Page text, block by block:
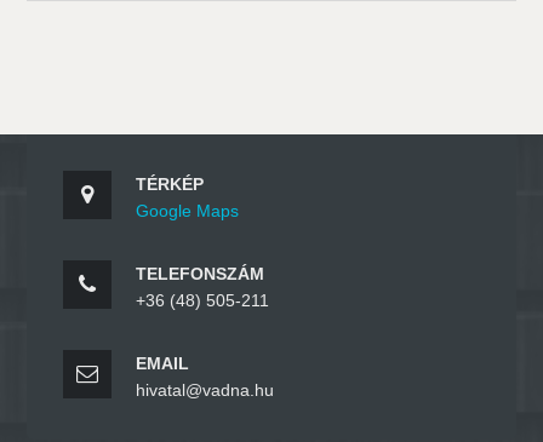
TÉRKÉP
Google Maps
TELEFONSZÁM
+36 (48) 505-211
EMAIL
hivatal@vadna.hu